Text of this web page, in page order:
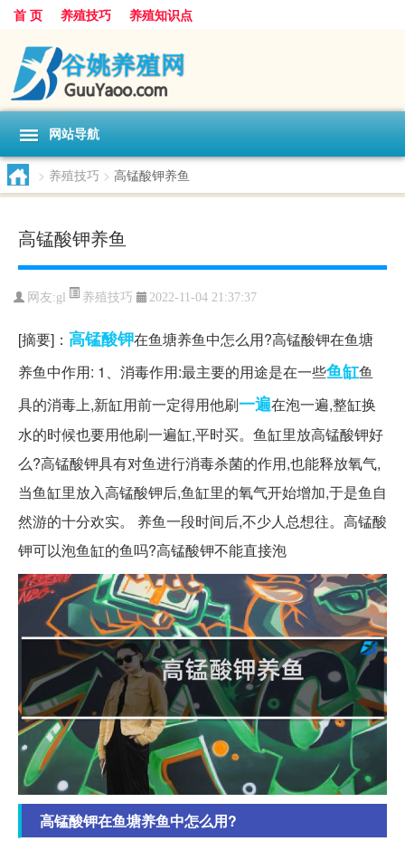
首 页 养殖技巧 养殖知识点
网站导航
> 养殖技巧 > 高锰酸钾养鱼
高锰酸钾养鱼
网友:gl 养殖技巧 2022-11-04 21:37:37
[摘要]： 高锰酸钾在鱼塘养鱼中怎么用?高锰酸钾在鱼塘
养鱼中作用: 1、消毒作用:最主要的用途是在一些鱼缸鱼
具的消毒上,新缸用前一定得用他刷一遍在泡一遍,整缸换
水的时候也要用他刷一遍缸,平时买。鱼缸里放高锰酸钾好
么?高锰酸钾具有对鱼进行消毒杀菌的作用,也能释放氧气,
当鱼缸里放入高锰酸钾后,鱼缸里的氧气开始增加,于是鱼自
然游的十分欢实。 养鱼一段时间后,不少人总想往。高锰酸
钾可以泡鱼缸的鱼吗?高锰酸钾不能直接泡
高锰酸钾在鱼塘养鱼中怎么用?